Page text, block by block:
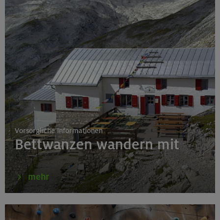
17./18./19.08.26
Aufbaukurs Klettern indoor (3 Termine)
München
17./18./19.08.26
Aufbaukurs Klettern indoor
München
16.08.26
Schnupperkletterkurs indoor
Vorsorgliche Informationen
Bettwanzen wandern mit
mehr